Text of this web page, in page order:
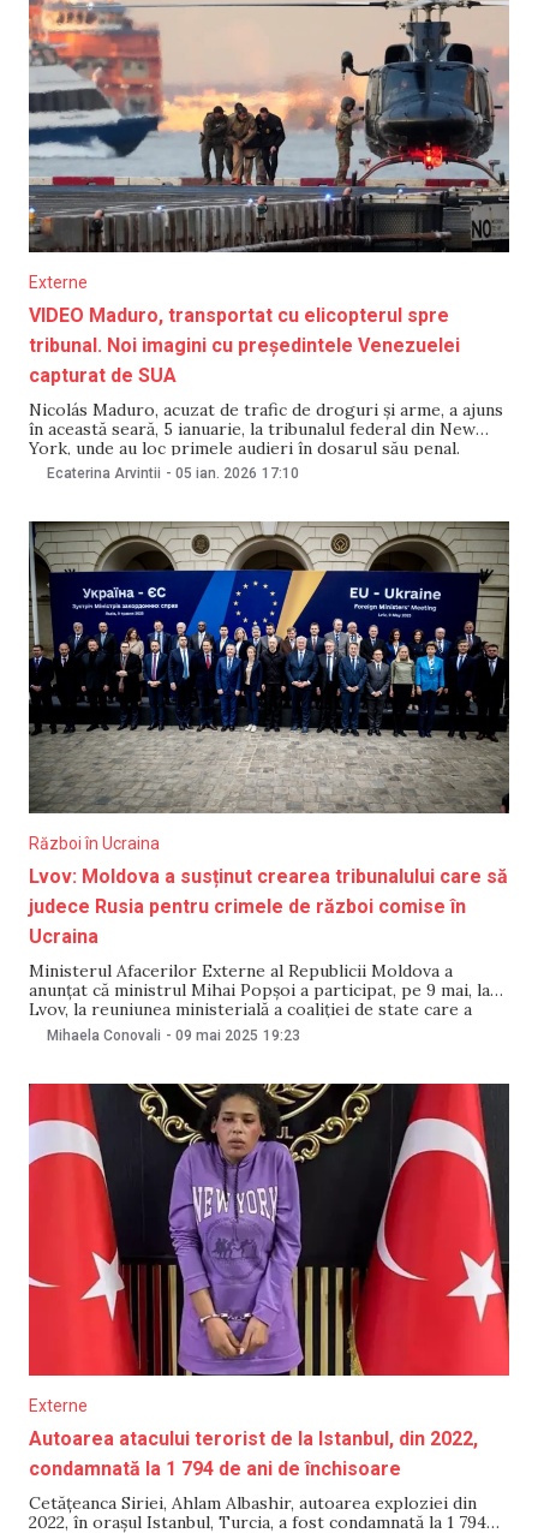
Externe
VIDEO Maduro, transportat cu elicopterul spre
tribunal. Noi imagini cu președintele Venezuelei
capturat de SUA
Nicolás Maduro, acuzat de trafic de droguri și arme, a ajuns
în această seară, 5 ianuarie, la tribunalul federal din New
York, unde au loc primele audieri în dosarul său penal.
Președintele Venezuelei a fost transferat sub escortă,
Ecaterina Arvintii - 05 ian. 2026 17:10
Război în Ucraina
Lvov: Moldova a susținut crearea tribunalului care să
judece Rusia pentru crimele de război comise în
Ucraina
Ministerul Afacerilor Externe al Republicii Moldova a
anunțat că ministrul Mihai Popșoi a participat, pe 9 mai, la
Lvov, la reuniunea ministerială a coaliției de state care a
decis înființarea Tribunalului Penal Special pentru crima de
independente, dedicată
Mihaela Conovali - 09 mai 2025 19:23
Externe
Autoarea atacului terorist de la Istanbul, din 2022,
condamnată la 1 794 de ani de închisoare
Cetățeanca Siriei, Ahlam Albashir, autoarea exploziei din
2022, în orașul Istanbul, Turcia, a fost condamnată la 1 794